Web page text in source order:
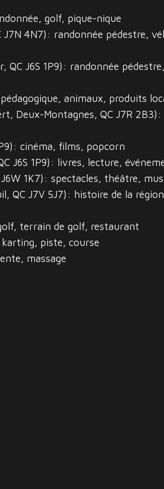
golf, pique-nique
J7N 4N7): randonnée pédestre,
QC J6S 1P9): randonnée
animaux, produits
Deux-Montagnes, QC J7R 2B3):
cinéma, films, popcorn
J6S 1P9): livres, lecture,
1K7): spectacles, théâtre,
QC J7V 5J7): histoire de la
terrain de golf, restaurant
piste, course
massage